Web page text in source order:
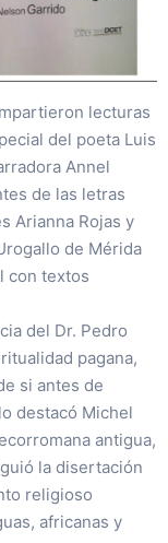
lecturas
del poeta Luis
Annel
de las letras
Arianna Rojas y
de Mérida
con textos
del Dr. Pedro
pagana,
si antes de
destacó Michel
antigua,
la disertación
religioso
africanas y